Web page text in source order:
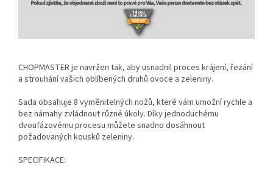
CHOPMASTER je navržen tak, aby usnadnil proces krájení, řezání
a strouhání vašich oblíbených druhů ovoce a zeleniny.
Sada obsahuje 8 vyměnitelných nožů, které vám umožní rychle a
bez námahy zvládnout různé úkoly. Díky jednoduchému
dvoufázovému procesu můžete snadno dosáhnout
požadovaných kousků zeleniny.
SPECIFIKACE: